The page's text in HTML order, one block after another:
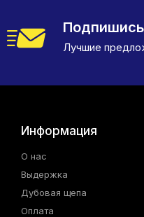
Лучшие
Информация
О нас
Выдержка
Дубовая щепа
Оплата